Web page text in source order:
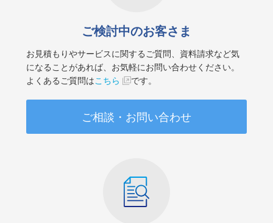
ご検討中のお客さま
お見積もりやサービスに関するご質問、資料請求など気
になることがあれば、お気軽にお問い合わせください。
よくあるご質問はこちら です。
ご相談・お問い合わせ